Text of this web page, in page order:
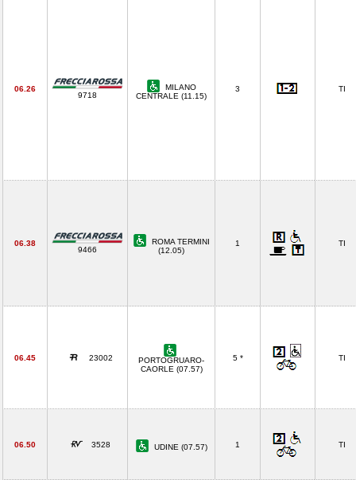
06.26
9718
MILANO
CENTRALE (11.15)
3 TI
06.38
9466
ROMA TERMINI
(12.05)
1 TI
06.45 23002
PORTOGRUARO-
CAORLE (07.57)
5 * TI
06.50 3528 UDINE (07.57) 1 TI